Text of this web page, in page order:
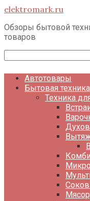
Перейти
контенту
elektromark.ru
Обзоры бытовой
товаров
Автотовары
Бытовая техника
Техника